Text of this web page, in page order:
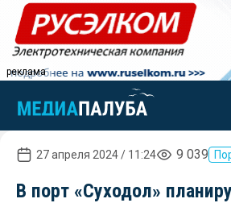
реклама
27 апреля 2024 / 11:24 9 039
В порт «Суходол»